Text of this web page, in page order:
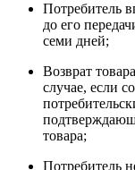
Потребитель
до его
семи дней;
Возврат
случае, если
товара;
Потребитель